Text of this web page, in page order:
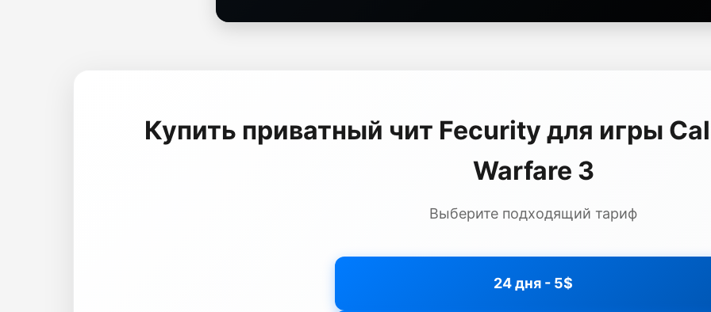
Купить приватный чит Fecurity для игры
Warfare 3
Выберите подходящий тариф
24 дня - 5$